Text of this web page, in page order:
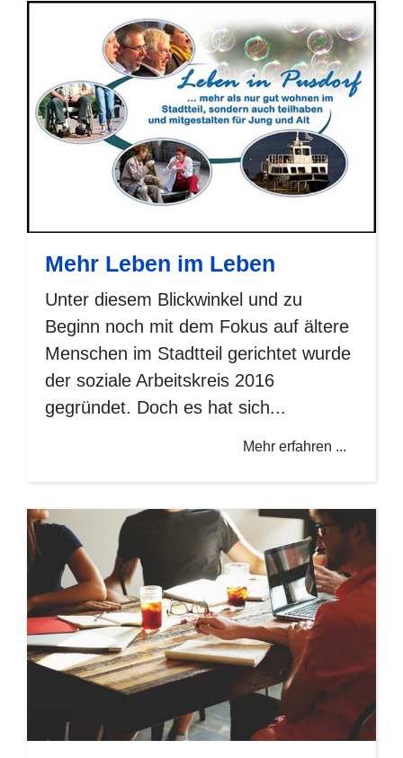
Mehr Leben im Leben
Unter diesem Blickwinkel und zu
Beginn noch mit dem Fokus auf ältere
Menschen im Stadtteil gerichtet wurde
der soziale Arbeitskreis 2016
gegründet. Doch es hat sich...
Mehr erfahren ...